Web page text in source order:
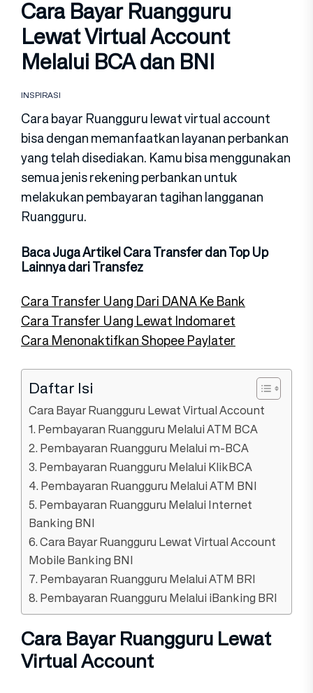
Cara Bayar Ruangguru
Lewat Virtual Account
Melalui BCA dan BNI
INSPIRASI
Cara bayar Ruangguru lewat virtual account
bisa dengan memanfaatkan layanan perbankan
yang telah disediakan. Kamu bisa menggunakan
semua jenis rekening perbankan untuk
melakukan pembayaran tagihan langganan
Ruangguru.
Baca Juga Artikel Cara Transfer dan Top Up
Lainnya dari Transfez
Cara Transfer Uang Dari DANA Ke Bank
Cara Transfer Uang Lewat Indomaret
Cara Menonaktifkan Shopee Paylater
Daftar Isi
Cara Bayar Ruangguru Lewat Virtual Account
1. Pembayaran Ruangguru Melalui ATM BCA
2. Pembayaran Ruangguru Melalui m-BCA
3. Pembayaran Ruangguru Melalui KlikBCA
4. Pembayaran Ruangguru Melalui ATM BNI
5. Pembayaran Ruangguru Melalui Internet
Banking BNI
6. Cara Bayar Ruangguru Lewat Virtual Account
Mobile Banking BNI
7. Pembayaran Ruangguru Melalui ATM BRI
8. Pembayaran Ruangguru Melalui iBanking BRI
Cara Bayar Ruangguru Lewat
Virtual Account